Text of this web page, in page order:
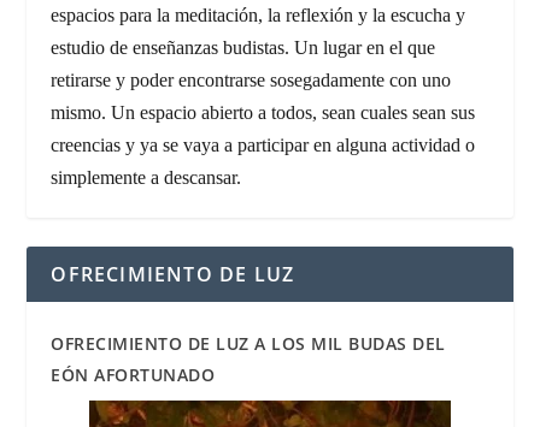
espacios para la meditación, la reflexión y la escucha y
estudio de enseñanzas budistas. Un lugar en el que
retirarse y poder encontrarse sosegadamente con uno
mismo. Un espacio abierto a todos, sean cuales sean sus
creencias y ya se vaya a participar en alguna actividad o
simplemente a descansar.
OFRECIMIENTO DE LUZ
OFRECIMIENTO DE LUZ A LOS MIL BUDAS DEL
EÓN AFORTUNADO